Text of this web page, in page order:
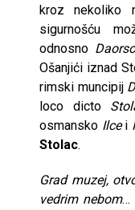
kroz nekoliko
sigurnošću
odnosno
Ošanjići iznad
rimski muncipij
loco dicto
osmansko Ilcei
Stolac.
Grad muzej,
vedrim nebom…